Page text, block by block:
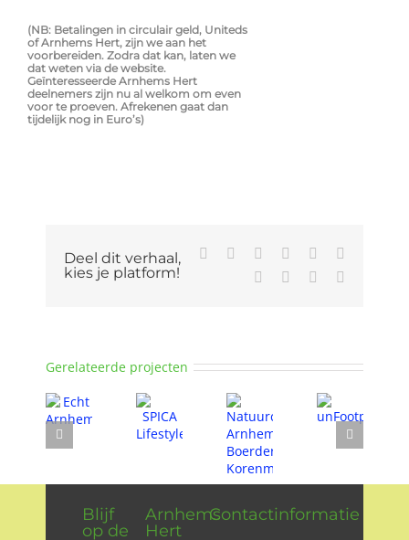
(NB: Betalingen in circulair geld, Uniteds
of Arnhems Hert, zijn we aan het
voorbereiden. Zodra dat kan, laten we
dat weten via de website.
Geïnteresseerde Arnhems Hert
deelnemers zijn nu al welkom om even
voor te proeven. Afrekenen gaat dan
tijdelijk nog in Euro’s)
Deel dit verhaal,
kies je platform!
Facebook Reddit LinkedInWhatsApp
Pinterest
Xing
Gerelateerde projecten
Blijf
op de
Arnhems
Hert
Contactinformatie